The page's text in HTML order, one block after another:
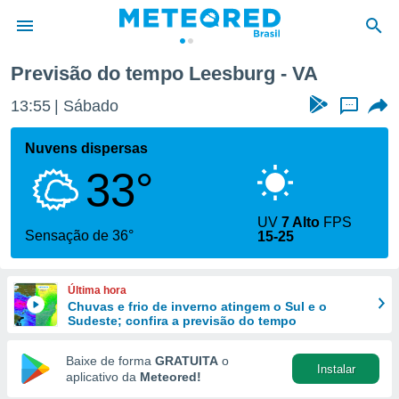
da
fornecidas
a este
das
e
forma
digital
Previsão do tempo Leesburg - VA
13:55 Sábado ...
Nuvens dispersas
33°
Sensação de 36°
UV7 Alto FPS
15-25
Última hora
Chuvas e frio de inverno atingem o Sul e o
Sudeste; confira a previsão do tempo
Baixe de forma GRATUITA o
aplicativo da Meteored!
Instalar